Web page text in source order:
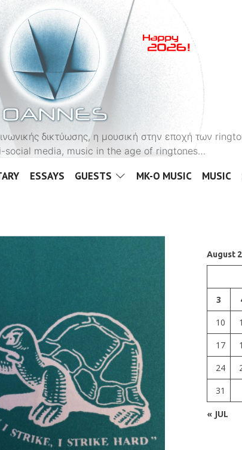
δικτύωσης, η μουσική στην εποχή των
media, music in the age of ringtones…
ESSAYS GUESTS MK-O MUSIC MUSIC
August
3
10
17
24
31
« JUL